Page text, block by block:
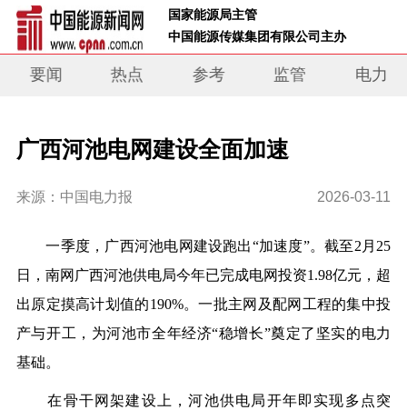
国家能源局主管
中国能源传媒集团有限公司主办
要闻 热点 参考 监管 电力
广西河池电网建设全面加速
来源：中国电力报 2026-03-11
一季度，广西河池电网建设跑出“加速度”。截至2月25
日，南网广西河池供电局今年已完成电网投资1.98亿元，超
出原定摸高计划值的190%。一批主网及配网工程的集中投
产与开工，为河池市全年经济“稳增长”奠定了坚实的电力
基础。
在骨干网架建设上，河池供电局开年即实现多点突